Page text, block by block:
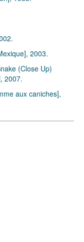
2003.
(Close Up)
2007.
aux caniches],